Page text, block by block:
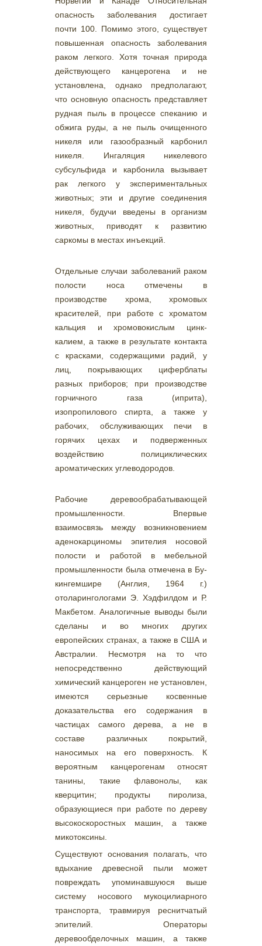
опасность заболевания достигает
почти 100. Помимо этого, существует
повышенная опасность заболевания
раком легкого. Хотя точная природа
действующего канцерогена и не
установлена, однако предполагают,
что основную опасность представляет
рудная пыль в процессе спеканию и
обжига руды, а не пыль очищенного
никеля или газообразный карбонил
никеля. Ингаляция никелевого
субсульфида и карбонила вызывает
рак легкого у экспериментальных
животных; эти и другие соединения
никеля, будучи введены в организм
животных, приводят к развитию
саркомы в местах инъекций.
Отдельные случаи заболеваний раком
полости носа отмечены в
производстве хрома, хромовых
красителей, при работе с хроматом
кальция и хромовокислым цинк-
калием, а также в результате контакта
с красками, содержащими радий, у
лиц, покрывающих циферблаты
разных приборов; при производстве
горчичного газа (иприта),
изопропилового спирта, а также у
рабочих, обслуживающих печи в
горячих цехах и подверженных
воздействию полициклических
ароматических углеводородов.
Рабочие деревообрабатывающей
промышленности. Впервые
взаимосвязь между возникновением
аденокарциномы эпителия носовой
полости и работой в мебельной
промышленности была отмечена в Бу-
кингемшире (Англия, 1964 г.)
отоларингологами Э. Хэдфилдом и Р.
Макбетом. Аналогичные выводы были
сделаны и во многих других
европейских странах, а также в США и
Австралии. Несмотря на то что
непосредственно действующий
химический канцероген не установлен,
имеются серьезные косвенные
доказательства его содержания в
частицах самого дерева, а не в
составе различных покрытий,
наносимых на его поверхность. К
вероятным канцерогенам относят
танины, такие флавонолы, как
кверцитин; продукты пиролиза,
образующиеся при работе по дереву
высокоскоростных машин, а также
микотоксины.
Существуют основания полагать, что
вдыхание древесной пыли может
повреждать упоминавшуюся выше
систему носового мукоцилиарного
транспорта, травмируя реснитчатый
эпителий. Операторы
деревообделочных машин, а также